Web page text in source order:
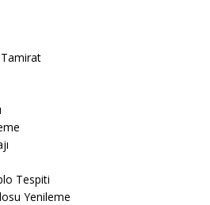
Tespiti
Yenileme